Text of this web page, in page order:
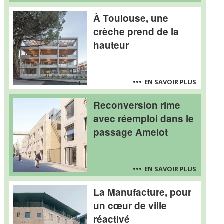
À Toulouse, une
crèche prend de la
hauteur
EN SAVOIR PLUS
Reconversion rime
avec réemploi dans le
passage Amelot
EN SAVOIR PLUS
La Manufacture, pour
un cœur de ville
réactivé